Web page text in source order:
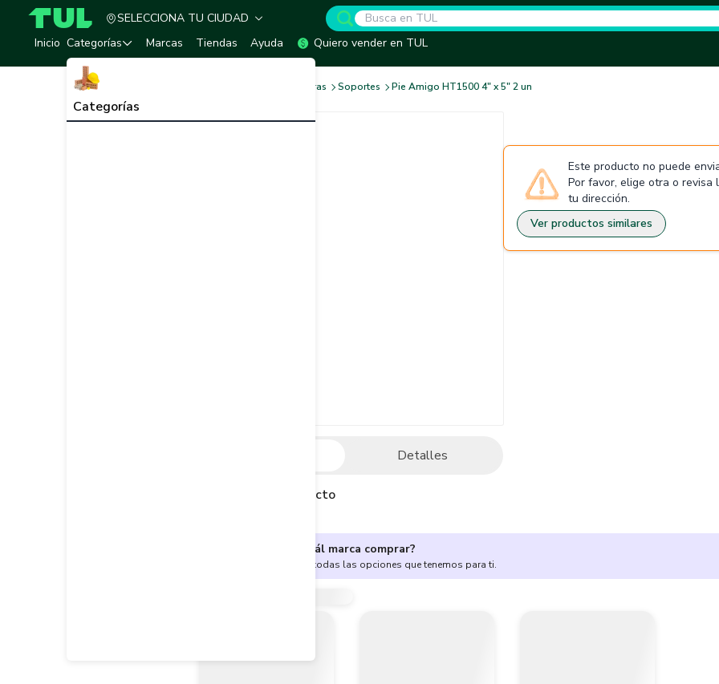
TUL - Tu Marketplace de Construcción
SELECCIONA TU CIUDAD
Inicio Categorías
Categorías
Marcas Tiendas Ayuda Quiero vender en TUL
Herrajes y Bisagras Soportes Pie Amigo HT1500 4" x 5" 2 un
Detalles
Descripción del producto
Este producto no puede
Por favor, elige otra o revisa
tu dirección.
Ver productos similares
¿No sabes cuál marca comprar?
Encuentra aquí todas las opciones que tenemos para ti.